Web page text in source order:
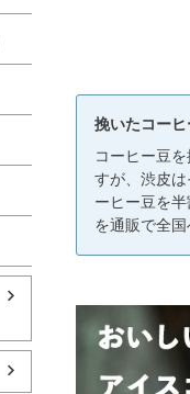
挽いたコー
コーヒー豆
すが、渋皮
ーヒー豆を
を通販で全